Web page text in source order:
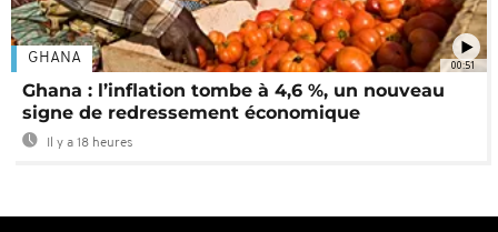
00:51
GHANA
Ghana : l’inflation tombe à 4,6 %, un nouveau
signe de redressement économique
Il y a 18 heures